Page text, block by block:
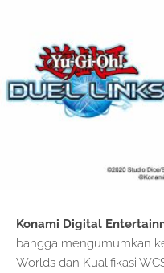
Konami Digital
bangga mengumumkan
Worlds dan Kualifikasi